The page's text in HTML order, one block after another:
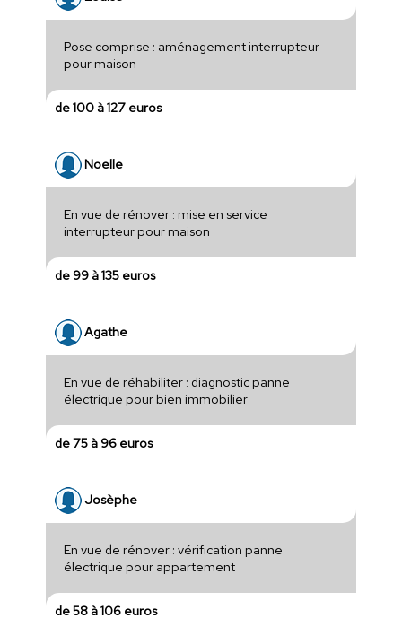
Pose comprise : aménagement interrupteur
pour maison
de 100 à 127 euros
Noelle
En vue de rénover : mise en service
interrupteur pour maison
de 99 à 135 euros
Agathe
En vue de réhabiliter : diagnostic panne
électrique pour bien immobilier
de 75 à 96 euros
Josèphe
En vue de rénover : vérification panne
électrique pour appartement
de 58 à 106 euros